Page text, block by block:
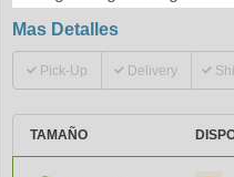
Mas Detalles
Pick-Up Delivery
TAMAÑO